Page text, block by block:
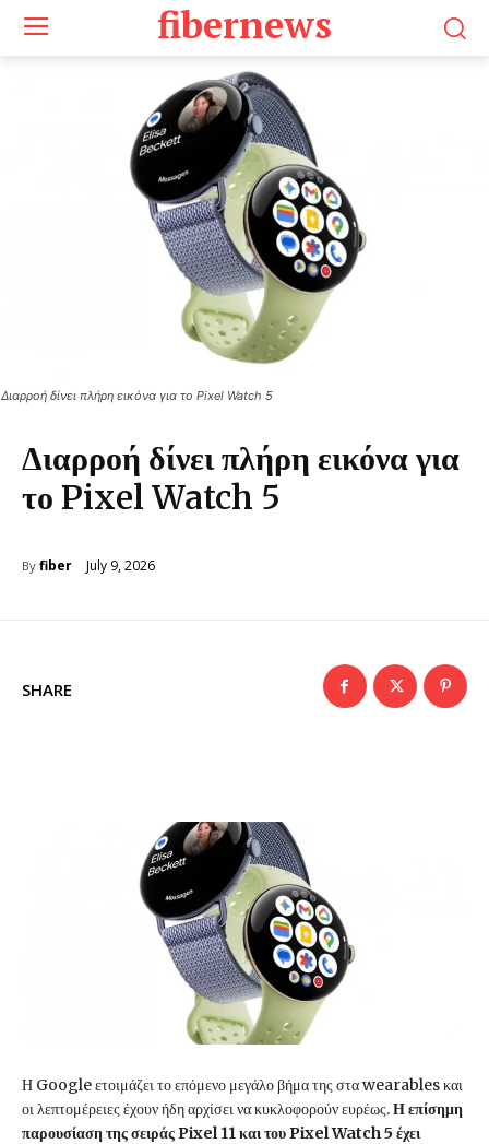
fibernews
Διαρροή δίνει πλήρη εικόνα για
το Pixel Watch 5
By fiber July 9, 2026
Διαρροή δίνει πλήρη εικόνα για το Pixel Watch 5
SHARE
Η Google ετοιμάζει το επόμενο μεγάλο βήμα της στα wearables και
οι λεπτομέρειες έχουν ήδη αρχίσει να κυκλοφορούν ευρέως.Η επίσημη
παρουσίαση της σειράς Pixel 11 και του Pixel Watch 5 έχει